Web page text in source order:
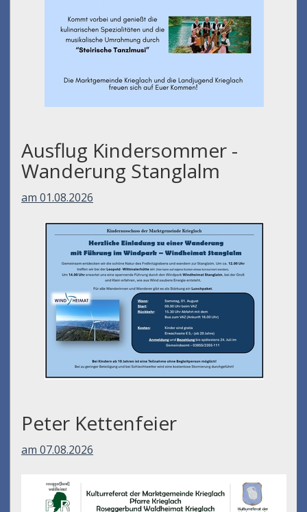
Ausflug Kindersommer -
Wanderung Stanglalm
am 01.08.2026
Peter Kettenfeier
am 07.08.2026